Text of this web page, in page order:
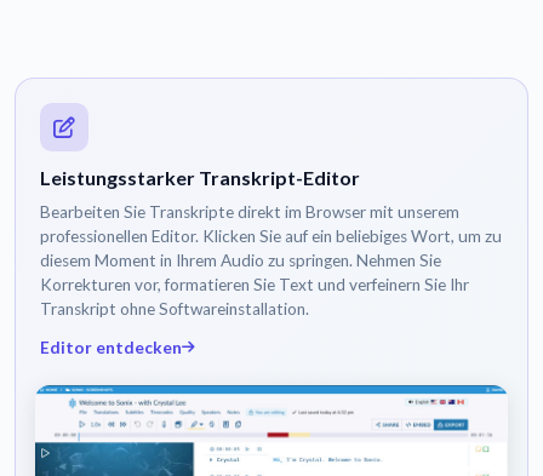
Leistungsstarker Transkript-Editor
Bearbeiten Sie Transkripte direkt im Browser mit unserem
professionellen Editor. Klicken Sie auf ein beliebiges Wort, um zu
diesem Moment in Ihrem Audio zu springen. Nehmen Sie
Korrekturen vor, formatieren Sie Text und verfeinern Sie Ihr
Transkript ohne Softwareinstallation.
Editor entdecken